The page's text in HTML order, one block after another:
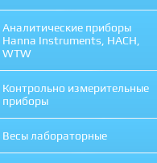
Аналитические приборы
Hanna Instruments, HACH,
WTW
Контрольно измерительные
приборы
Весы лабораторные